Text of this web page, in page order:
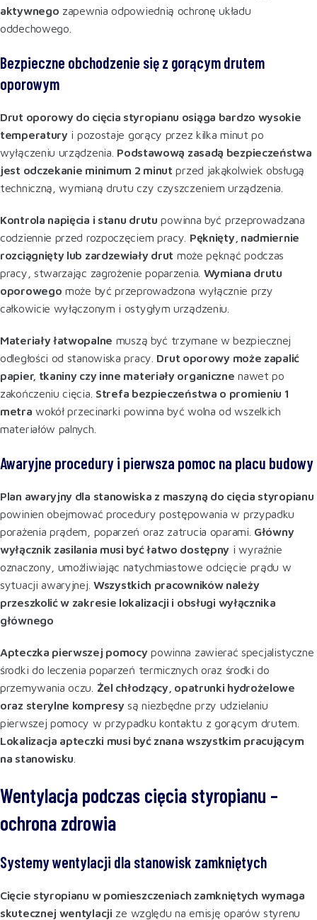
aktywnego zapewnia odpowiednią ochronę układu
oddechowego
Bezpieczne obchodzenie się z gorącym drutem
oporowym
Drut oporowy do cięcia styropianu osiąga bardzo wysokie
temperaturyi pozostaje gorący przez kilka minut po
wyłączeniu urządzenia. Podstawową zasadą bezpieczeństwa
jest odczekanie minimum 2 minut przed jakąkolwiek obsługą
techniczną, wymianą drutu czy czyszczeniem urządzenia.
Kontrola napięcia i stanu drutu powinna być przeprowadzana
codziennie przed rozpoczęciem pracy. Pęknięty, nadmiernie
rozciągnięty lub zardzewiały drut może pęknąć podczas
pracy, stwarzając zagrożenie poparzenia. Wymiana drutu
oporowego może być przeprowadzona wyłącznie przy
całkowicie wyłączonym i ostygłym urządzeniu
Materiały łatwopalne muszą być trzymane w bezpiecznej
odległości od stanowiska pracy. Drut oporowy może zapalić
papier, tkaniny czy inne materiały organiczne nawet po
zakończeniu cięcia. Strefa bezpieczeństwa o promieniu 1
metra wokół przecinarki powinna być wolna od wszelkich
materiałów palnych
Awaryjne procedury i pierwsza pomoc na placu budowy
Plan awaryjny dla stanowiska z maszyną do cięcia styropianu
powinien obejmować procedury postępowania w przypadku
porażenia prądem, poparzeń oraz zatrucia oparami. Główny
wyłącznik zasilania musi być łatwo dostępny i wyraźnie
oznaczony, umożliwiając natychmiastowe odcięcie prądu w
sytuacji awaryjnej. Wszystkich pracowników należy
przeszkolić w zakresie lokalizacji i obsługi wyłącznika
głównego
Apteczka pierwszej pomocypowinna zawierać specjalistyczne
środki do leczenia poparzeń termicznych oraz środki do
przemywania oczu. Żel chłodzący, opatrunki hydrożelowe
oraz sterylne kompresysą niezbędne przy udzielaniu
pierwszej pomocy w przypadku kontaktu z gorącym drutem.
Lokalizacja apteczki musi być znana wszystkim pracującym
na stanowisku
Wentylacja podczas cięcia styropianu –
ochrona zdrowia
Systemy wentylacji dla stanowisk zamkniętych
Cięcie styropianu w pomieszczeniach zamkniętych wymaga
skutecznej wentylacji ze względu na emisję oparów styrenu